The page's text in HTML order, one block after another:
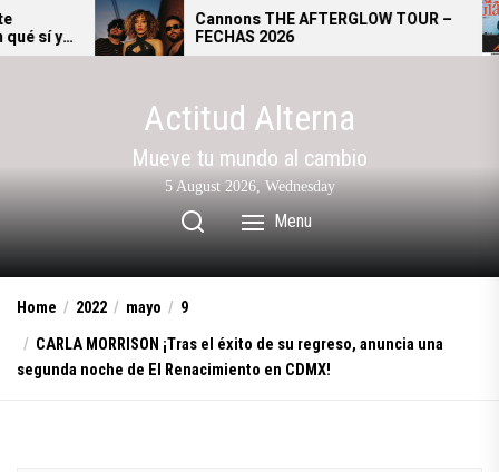
Skip
to
Cannons THE AFTERGLOW TOUR –
FECHAS 2026
Actitud Alterna
Mueve tu mundo al cambio
5 August 2026, Wednesday
Menu
Home 2022 mayo
9
CARLA MORRISON ¡Tras el éxito de su regreso, anuncia una
segunda noche de El Renacimiento en CDMX!